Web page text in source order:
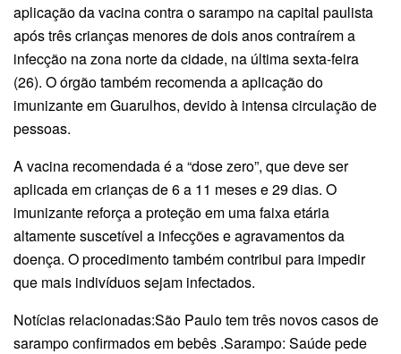
aplicação da vacina contra o sarampo na capital paulista
após três crianças menores de dois anos contraírem a
infecção na zona norte da cidade, na última sexta-feira
(26). O órgão também recomenda a aplicação do
imunizante em Guarulhos, devido à intensa circulação de
pessoas.
A vacina recomendada é a “dose zero”, que deve ser
aplicada em crianças de 6 a 11 meses e 29 dias. O
imunizante reforça a proteção em uma faixa etária
altamente suscetível a infecções e agravamentos da
doença. O procedimento também contribui para impedir
que mais indivíduos sejam infectados.
Notícias relacionadas:São Paulo tem três novos casos de
sarampo confirmados em bebês .Sarampo: Saúde pede